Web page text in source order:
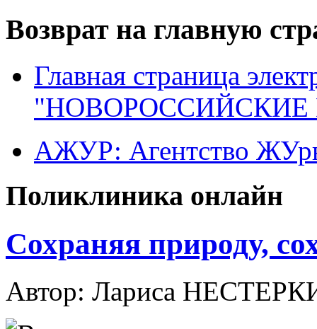
Возврат на главную
Главная страница
"НОВОРОССИЙСКИЕ
АЖУР: Агентство
Поликлиника онлайн
Сохраняя природу,
Автор: Лариса